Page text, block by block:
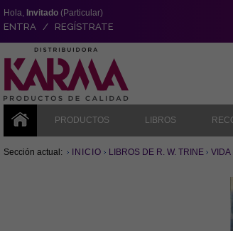
Hola, Invitado (Particular)
ENTRA / REGÍSTRATE
PRODUCTOS LIBROS
Sección actual: INICIO LIBROS DE R. W. TRINE VIDA